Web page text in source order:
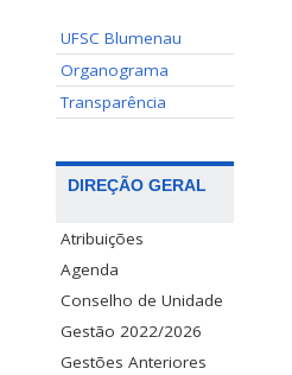
UFSC Blumenau
Organograma
Transparência
DIREÇÃO GERAL
Atribuições
Agenda
Conselho de Unidade
Gestão 2022/2026
Gestões Anteriores